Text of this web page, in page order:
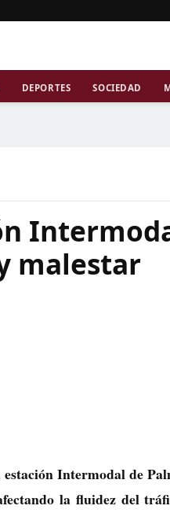
DEPORTES SOCIEDAD
malestar
Intermodal de
la fluidez del